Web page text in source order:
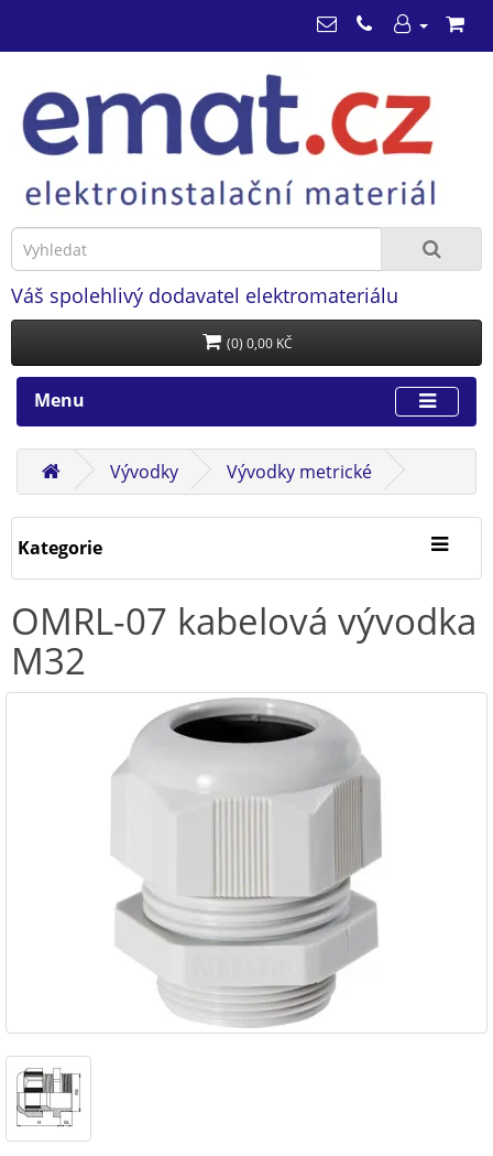
Váš spolehlivý dodavatel elektromateriálu
(0) 0,00 KČ
Menu
Vývodky Vývodky metrické
Kategorie
OMRL-07 kabelová vývodka
M32